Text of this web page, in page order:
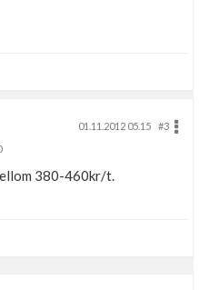
01.11.2012 05.15
#3
380-460kr/t.